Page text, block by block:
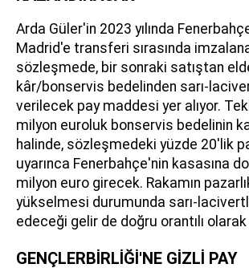
Arda Güler'in 2023 yılında
Madrid'e transferi sırasında
sözleşmede, bir sonraki satıştan
kâr/bonservis bedelinden sarı-
verilecek pay maddesi yer alıyor.
milyon euroluk bonservis bedelinin
halinde, sözleşmedeki yüzde 20'lik
uyarınca Fenerbahçe'nin kasasına
milyon euro girecek. Rakamın
yükselmesi durumunda sarı-
edeceği gelir de doğru orantılı
GENÇLERBİRLİĞİ'NE GİZLİ PAY